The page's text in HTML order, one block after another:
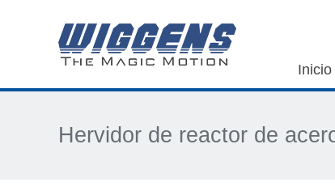
Inicio
Hervidor de reactor de